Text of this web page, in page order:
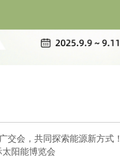
交会，共同探索能源新方式！
太阳能博览会